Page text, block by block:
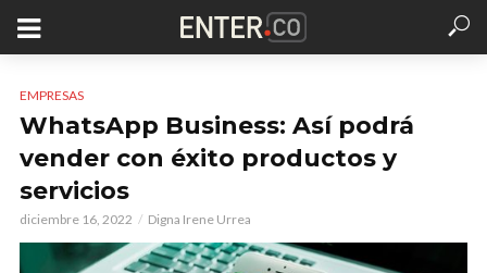
EMPRESAS
WhatsApp Business: Así podrá
vender con éxito productos y
servicios
diciembre 16, 2022 Digna Irene Urrea